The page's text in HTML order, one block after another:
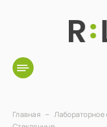
Главная Лабораторное